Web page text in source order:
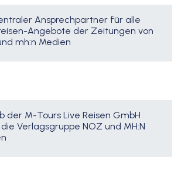
Ansprechpartner für alle
Angebote der Zeitungen von
mh:n Medien
der M-Tours Live Reisen GmbH
Verlagsgruppe NOZ und MH:N